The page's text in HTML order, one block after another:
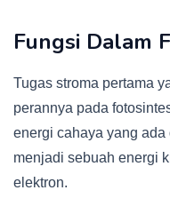
Fungsi Dalam
Tugas stroma pertama
perannya pada
energi cahaya yang
menjadi sebuah energi
elektron.